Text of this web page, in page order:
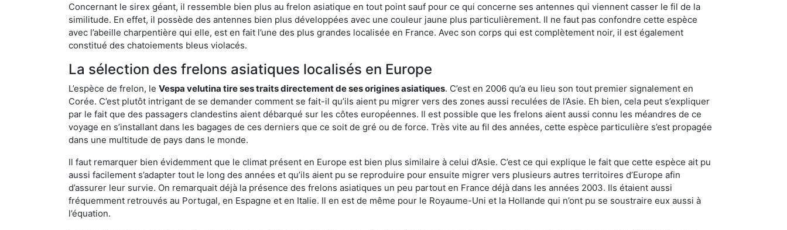
Concernant le sirex géant, il ressemble bien plus au frelon asiatique en tout point sauf pour ce qui concerne ses antennes qui viennent casser le fil de la
similitude. En effet, il possède des antennes bien plus développées avec une couleur jaune plus particulièrement. Il ne faut pas confondre cette espèce
avec l’abeille charpentière qui elle, est en fait l’une des plus grandes localisée en France. Avec son corps qui est complètement noir, il est également
constitué des chatoiements bleus violacés.
La sélection des frelons asiatiques localisés en Europe
L’espèce de frelon, le Vespa velutina tire ses traits directement de ses origines asiatiques. C’est en 2006 qu’a eu lieu son tout premier signalement en
Corée. C’est plutôt intrigant de se demander comment se fait-il qu’ils aient pu migrer vers des zones aussi reculées de l’Asie. Eh bien, cela peut s’expliquer
par le fait que des passagers clandestins aient débarqué sur les côtes européennes. Il est possible que les frelons aient aussi connu les méandres de ce
voyage en s’installant dans les bagages de ces derniers que ce soit de gré ou de force. Très vite au fil des années, cette espèce particulière s’est propagée
dans une multitude de pays dans le monde.
Il faut remarquer bien évidemment que le climat présent en Europe est bien plus similaire à celui d’Asie. C’est ce qui explique le fait que cette espèce ait pu
aussi facilement s’adapter tout le long des années et qu’ils aient pu se reproduire pour ensuite migrer vers plusieurs autres territoires d’Europe afin
d’assurer leur survie. On remarquait déjà la présence des frelons asiatiques un peu partout en France déjà dans les années 2003. Ils étaient aussi
fréquemment retrouvés au Portugal, en Espagne et en Italie. Il en est de même pour le Royaume-Uni et la Hollande qui n’ont pu se soustraire eux aussi à
l’équation.